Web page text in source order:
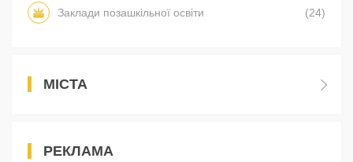
Заклади позашкільної освіти (24)
МІСТА
РЕКЛАМА